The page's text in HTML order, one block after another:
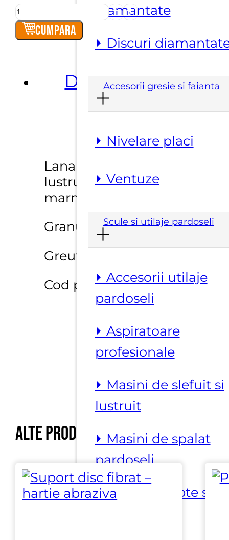
diamantate
⏵ Discuri
Accesorii gresie si faianta
⏵ Nivelare placi
⏵ Ventuze
Scule si utilaje pardoseli
⏵ Accesorii utilaje
pardoseli
⏵ Aspiratoare
profesionale
⏵ Masini de slefuit si
lustruit
⏵ Masini de spalat
pardoseli
⏵ Slefuire trepte si
Cantitate
Buret
lana
Cumpara
Descriere
Lana otel pentru
lustruirea si curatarea
marmurei si granitului
Granulatie : fina
Greutate : 2,5 Kg
Cod produs: R0010
Alte produse marcaFergosti